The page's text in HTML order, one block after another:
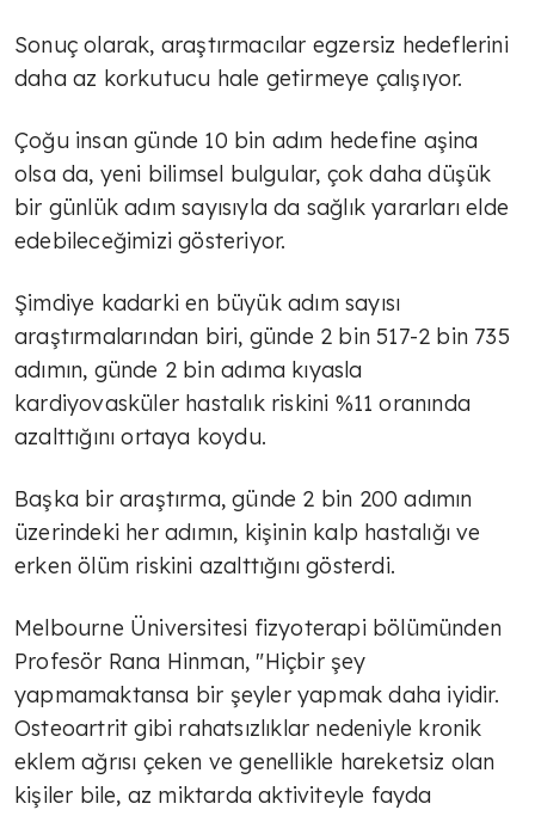
Sonuç olarak, araştırmacılar egzersiz hedeflerini
daha az korkutucu hale getirmeye çalışıyor.
Çoğu insan günde 10 bin adım hedefine aşina
olsa da, yeni bilimsel bulgular, çok daha düşük
bir günlük adım sayısıyla da sağlık yararları elde
edebileceğimizi gösteriyor.
Şimdiye kadarki en büyük adım sayısı
araştırmalarından biri, günde 2 bin 517-2 bin 735
adımın, günde 2 bin adıma kıyasla
kardiyovasküler hastalık riskini %11 oranında
azalttığını ortaya koydu.
Başka bir araştırma, günde 2 bin 200 adımın
üzerindeki her adımın, kişinin kalp hastalığı ve
erken ölüm riskini azalttığını gösterdi.
Melbourne Üniversitesi fizyoterapi bölümünden
Profesör Rana Hinman, "Hiçbir şey
yapmamaktansa bir şeyler yapmak daha iyidir.
Osteoartrit gibi rahatsızlıklar nedeniyle kronik
eklem ağrısı çeken ve genellikle hareketsiz olan
kişiler bile, az miktarda aktiviteyle fayda